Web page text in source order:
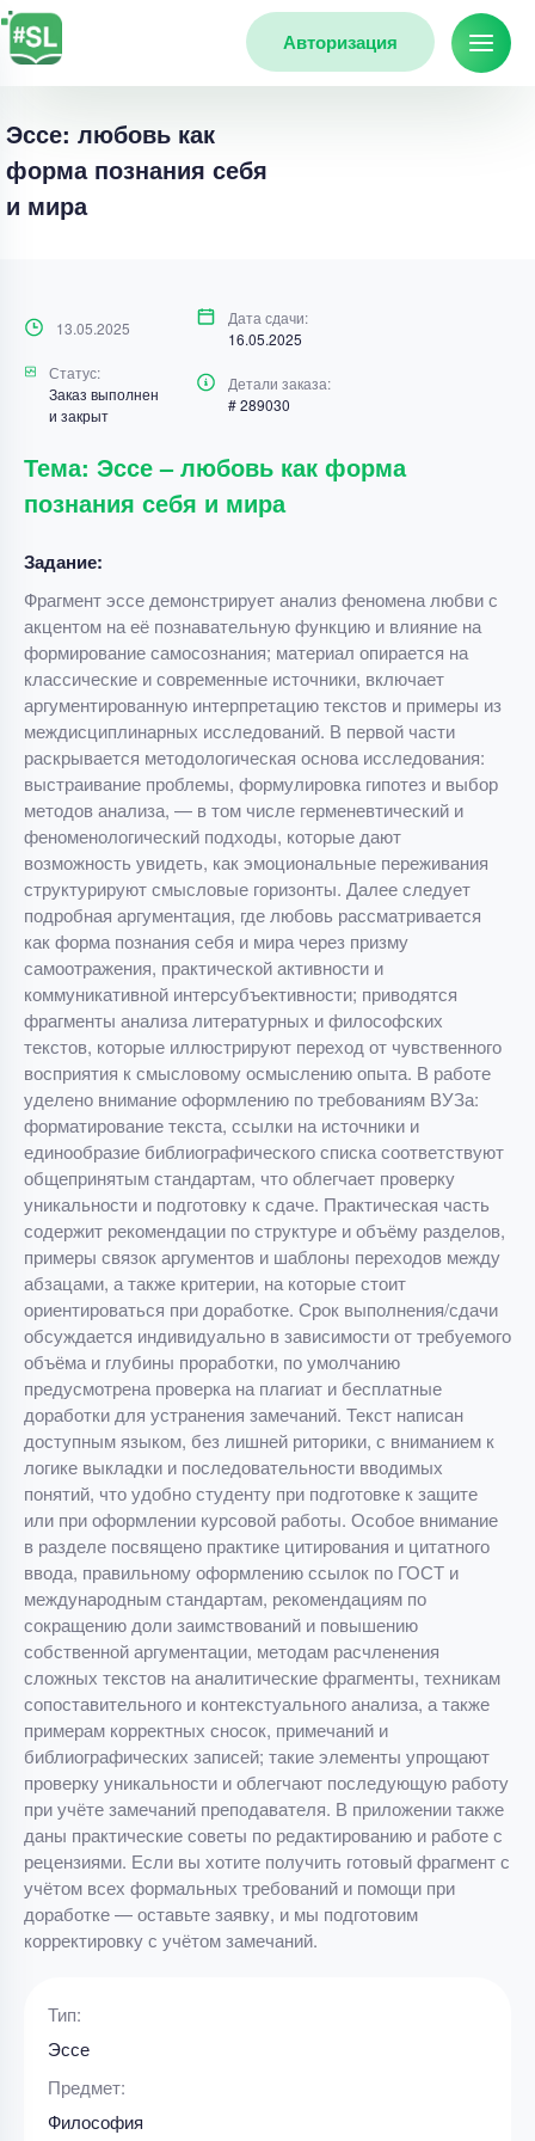
Авторизация
Эссе: любовь как
форма познания себя
и мира
13.05.2025
Дата сдачи:
16.05.2025
Статус:
Заказ выполнен
и закрыт
Детали заказа:
# 289030
Тема: Эссе – любовь как форма
познания себя и мира
Задание:
Фрагмент эссе демонстрирует анализ феномена любви с
акцентом на её познавательную функцию и влияние на
формирование самосознания; материал опирается на
классические и современные источники, включает
аргументированную интерпретацию текстов и примеры из
междисциплинарных исследований. В первой части
раскрывается методологическая основа исследования:
выстраивание проблемы, формулировка гипотез и выбор
методов анализа, — в том числе герменевтический и
феноменологический подходы, которые дают
возможность увидеть, как эмоциональные переживания
структурируют смысловые горизонты. Далее следует
подробная аргументация, где любовь рассматривается
как форма познания себя и мира через призму
самоотражения, практической активности и
коммуникативной интерсубъективности; приводятся
фрагменты анализа литературных и философских
текстов, которые иллюстрируют переход от чувственного
восприятия к смысловому осмыслению опыта. В работе
уделено внимание оформлению по требованиям ВУЗа:
форматирование текста, ссылки на источники и
единообразие библиографического списка соответствуют
общепринятым стандартам, что облегчает проверку
уникальности и подготовку к сдаче. Практическая часть
содержит рекомендации по структуре и объёму разделов,
примеры связок аргументов и шаблоны переходов между
абзацами, а также критерии, на которые стоит
ориентироваться при доработке. Срок выполнения/сдачи
обсуждается индивидуально в зависимости от требуемого
объёма и глубины проработки, по умолчанию
предусмотрена проверка на плагиат и бесплатные
доработки для устранения замечаний. Текст написан
доступным языком, без лишней риторики, с вниманием к
логике выкладки и последовательности вводимых
понятий, что удобно студенту при подготовке к защите
или при оформлении курсовой работы. Особое внимание
в разделе посвящено практике цитирования и цитатного
ввода, правильному оформлению ссылок по ГОСТ и
международным стандартам, рекомендациям по
сокращению доли заимствований и повышению
собственной аргументации, методам расчленения
сложных текстов на аналитические фрагменты, техникам
сопоставительного и контекстуального анализа, а также
примерам корректных сносок, примечаний и
библиографических записей; такие элементы упрощают
проверку уникальности и облегчают последующую работу
при учёте замечаний преподавателя. В приложении также
даны практические советы по редактированию и работе с
рецензиями. Если вы хотите получить готовый фрагмент с
учётом всех формальных требований и помощи при
доработке — оставьте заявку, и мы подготовим
корректировку с учётом замечаний.
Тип:
Эссе
Предмет:
Философия